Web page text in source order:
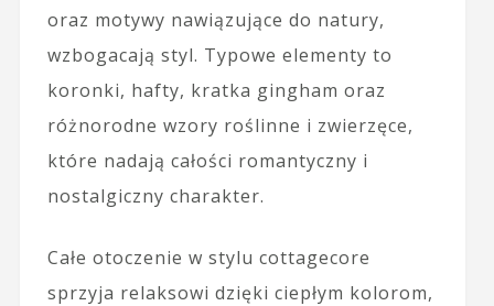
oraz motywy nawiązujące do natury,
wzbogacają styl. Typowe elementy to
koronki, hafty, kratka gingham oraz
różnorodne wzory roślinne i zwierzęce,
które nadają całości romantyczny i
nostalgiczny charakter.
Całe otoczenie w stylu cottagecore
sprzyja relaksowi dzięki ciepłym kolorom,